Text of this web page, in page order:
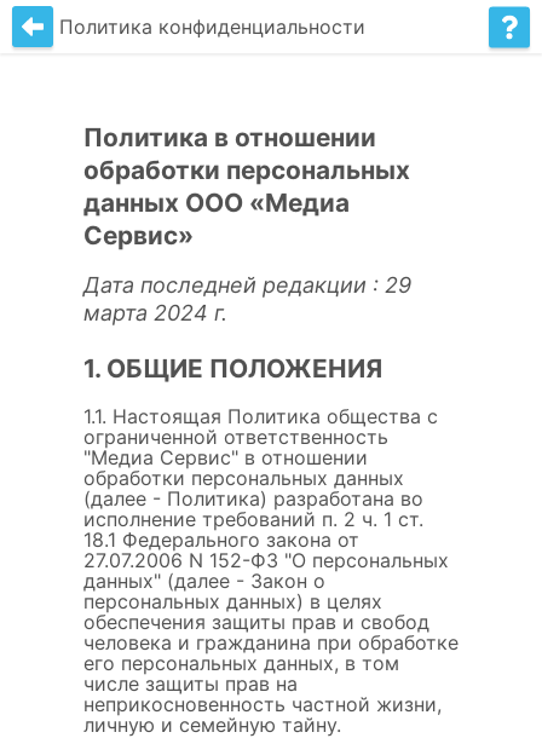
Политика конфиденциальности
Политика в отношении
обработки персональных
данных ООО «Медиа
Сервис»
Дата последней редакции : 29
марта 2024 г.
1. ОБЩИЕ ПОЛОЖЕНИЯ
1.1. Настоящая Политика общества с
ограниченной ответственность
"Медиа Сервис" в отношении
обработки персональных данных
(далее - Политика) разработана во
исполнение требований п. 2 ч. 1 ст.
18.1 Федерального закона от
27.07.2006 N 152-ФЗ "О персональных
данных" (далее - Закон о
персональных данных) в целях
обеспечения защиты прав и свобод
человека и гражданина при обработке
его персональных данных, в том
числе защиты прав на
неприкосновенность частной жизни,
личную и семейную тайну.